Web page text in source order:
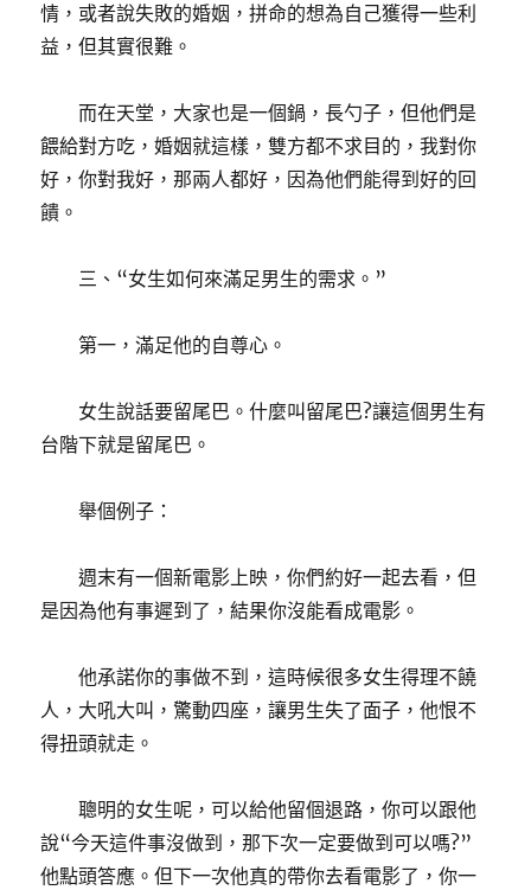
情，或者說失敗的婚姻，拼命的想為自己獲得一些利
益，但其實很難。
而在天堂，大家也是一個鍋，長勺子，但他們是
餵給對方吃，婚姻就這樣，雙方都不求目的，我對你
好，你對我好，那兩人都好，因為他們能得到好的回
饋。
三、“女生如何來滿足男生的需求。”
第一，滿足他的自尊心。
女生說話要留尾巴。什麼叫留尾巴?讓這個男生有
台階下就是留尾巴。
舉個例子：
週末有一個新電影上映，你們約好一起去看，但
是因為他有事遲到了，結果你沒能看成電影。
他承諾你的事做不到，這時候很多女生得理不饒
人，大吼大叫，驚動四座，讓男生失了面子，他恨不
得扭頭就走。
聰明的女生呢，可以給他留個退路，你可以跟他
說“今天這件事沒做到，那下次一定要做到可以嗎?”
他點頭答應。但下一次他真的帶你去看電影了，你一